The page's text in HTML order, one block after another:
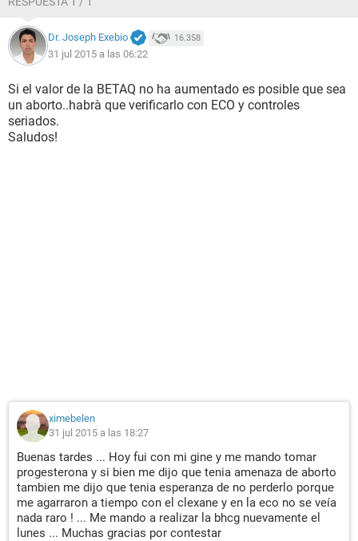
Dr. Joseph Exebio 16.358
31 jul 2015 a las 06:22
Si el valor de la BETAQ no ha aumentado es posible que sea
un aborto..habrà que verificarlo con ECO y controles
seriados.
Saludos!
ximebelen
31 jul 2015 a las 18:27
Buenas tardes ... Hoy fui con mi gine y me mando tomar
progesterona y si bien me dijo que tenia amenaza de aborto
tambien me dijo que tenia esperanza de no perderlo porque
me agarraron a tiempo con el clexane y en la eco no se veía
nada raro ! ... Me mando a realizar la bhcg nuevamente el
lunes ... Muchas gracias por contestar